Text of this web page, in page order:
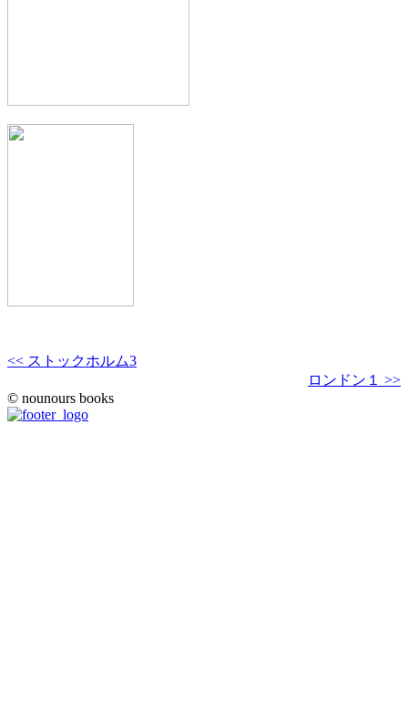
<< ストックホルム3
ロンドン１ >>
© nounours books